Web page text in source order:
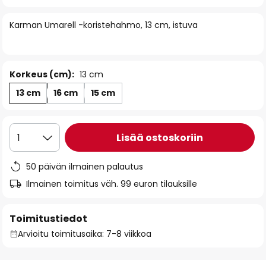
ofKarman Umarell -koristehahmo, 13 cm, istuva
Korkeus (cm): 13 cm
13 cm
16 cm 15 cm
1 Lisää ostoskoriin
50 päivän ilmainen palautus
Ilmainen toimitus väh. 99 euron tilauksille
Toimitustiedot
Arvioitu toimitusaika: 7-8 viikkoa